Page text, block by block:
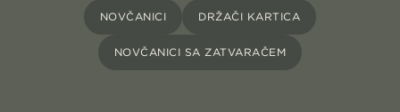
NOVČANICI DRŽAČI KARTICA
NOVČANICI SA ZATVARAČEM